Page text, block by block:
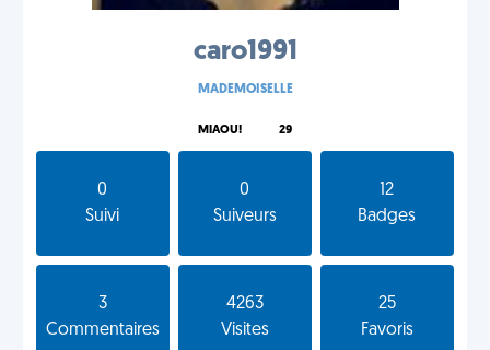
caro1991
MADEMOISELLE
MIAOU! 29
0
Suivi
0
Suiveurs
12
Badges
3
Commentaires
4263
Visites
25
Favoris